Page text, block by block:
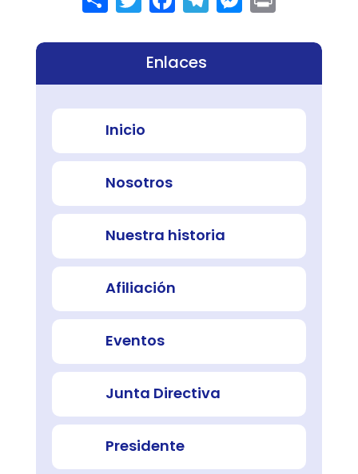
Enlaces
Inicio
Nosotros
Nuestra historia
Afiliación
Eventos
Junta Directiva
Presidente